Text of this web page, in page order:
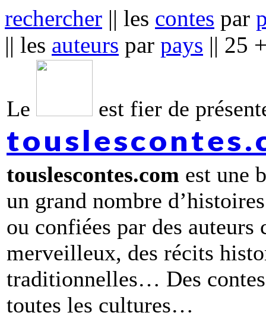
rechercher || les contes par
|| les auteurs par pays || 25
Le est fier de
touslescontes.com est une
un grand nombre
ou confiées par des
merveilleux, des récits
traditionnelles… Des
toutes les cultures